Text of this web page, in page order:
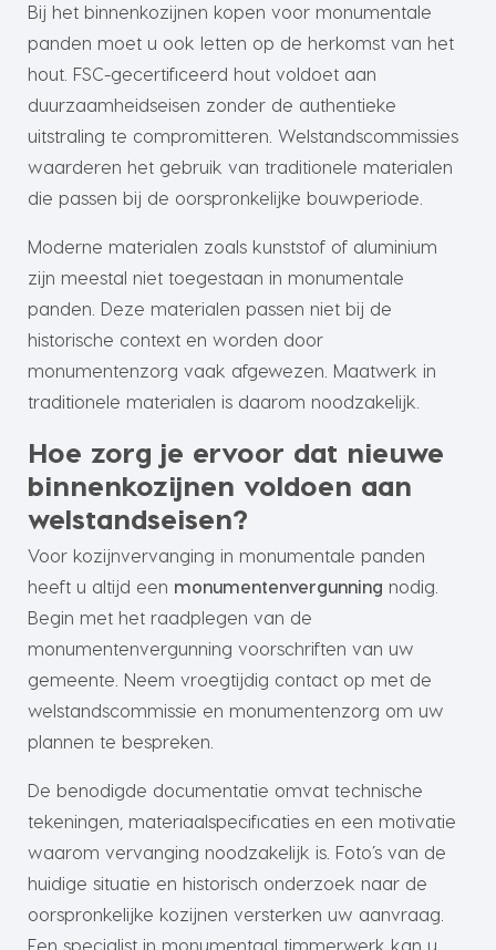
Bij het binnenkozijnen kopen voor monumentale
panden moet u ook letten op de herkomst van het
hout. FSC-gecertificeerd hout voldoet aan
duurzaamheidseisen zonder de authentieke
uitstraling te compromitteren. Welstandscommissies
waarderen het gebruik van traditionele materialen
die passen bij de oorspronkelijke bouwperiode.
Moderne materialen zoals kunststof of aluminium
zijn meestal niet toegestaan in monumentale
panden. Deze materialen passen niet bij de
historische context en worden door
monumentenzorg vaak afgewezen. Maatwerk in
traditionele materialen is daarom noodzakelijk.
Hoe zorg je ervoor dat nieuwe
binnenkozijnen voldoen aan
welstandseisen?
Voor kozijnvervanging in monumentale panden
heeft u altijd een monumentenvergunning nodig.
Begin met het raadplegen van de
monumentenvergunning voorschriften van uw
gemeente. Neem vroegtijdig contact op met de
welstandscommissie en monumentenzorg om uw
plannen te bespreken.
De benodigde documentatie omvat technische
tekeningen, materiaalspecificaties en een motivatie
waarom vervanging noodzakelijk is. Foto’s van de
huidige situatie en historisch onderzoek naar de
oorspronkelijke kozijnen versterken uw aanvraag.
Een specialist in monumentaal timmerwerk kan u